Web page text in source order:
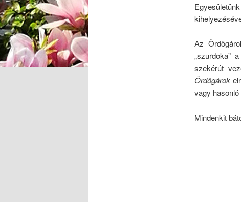
Az
„szurdoka”
szekérút
Ördögárok
vagy hasonló
Mindenkit